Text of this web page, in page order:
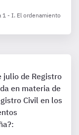
1 - I. El ordenamiento
julio de Registro
en materia de
Civil en los